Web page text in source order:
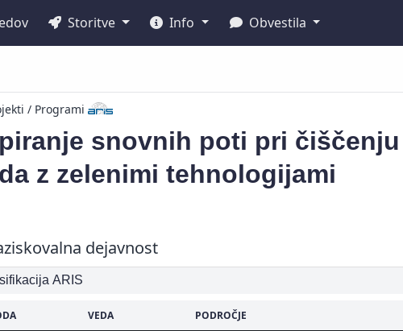
Storitve Info Obvestila
/ Programi
snovnih poti pri
z zelenimi tehnologijami
dejavnost
ARIS
VEDA PODROČJE